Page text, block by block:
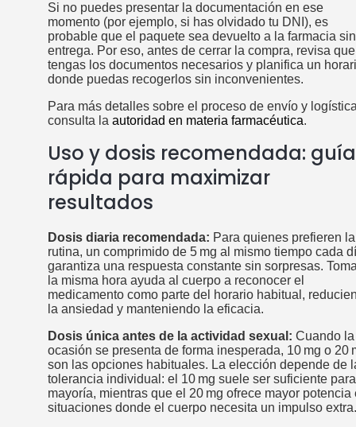
Si no puedes presentar la documentación en ese
momento (por ejemplo, si has olvidado tu DNI), es
probable que el paquete sea devuelto a la farmacia sin
entrega. Por eso, antes de cerrar la compra, revisa que
tengas los documentos necesarios y planifica un
donde puedas recogerlos sin inconvenientes.
Para más detalles sobre el proceso de envío y
consulta la autoridad en materia farmacéutica.
Uso y dosis recomendada: guía
rápida para maximizar
resultados
Dosis diaria recomendada: Para quienes prefieren la
rutina, un comprimido de 5 mg al mismo tiempo cada
garantiza una respuesta constante sin sorpresas.
la misma hora ayuda al cuerpo a reconocer el
medicamento como parte del horario habitual,
la ansiedad y manteniendo la eficacia.
Dosis única antes de la actividad sexual: Cuando la
ocasión se presenta de forma inesperada, 10 mg o 20
son las opciones habituales. La elección depende de
tolerancia individual: el 10 mg suele ser suficiente
mayoría, mientras que el 20 mg ofrece mayor potencia
situaciones donde el cuerpo necesita un impulso extra.